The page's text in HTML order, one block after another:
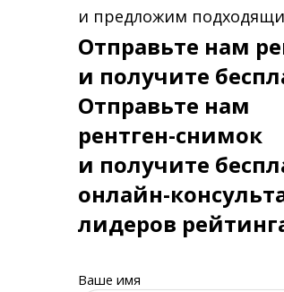
и предложим
Отправьте нам
и получите
Отправьте нам
рентген-снимок
и получите
онлайн-
лидеров
Ваше имя